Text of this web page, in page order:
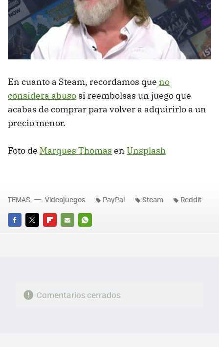
En cuanto a Steam, recordamos que no
considera abuso si reembolsas un juego que
acabas de comprar para volver a adquirirlo a un
precio menor.
Foto de Marques Thomas en Unsplash
FACEBOOK
TWITTERFLIPBOARD
E-
WHATSAPP
TEMAS Videojuegos PayPal Steam Reddit
Comentarios cerrados